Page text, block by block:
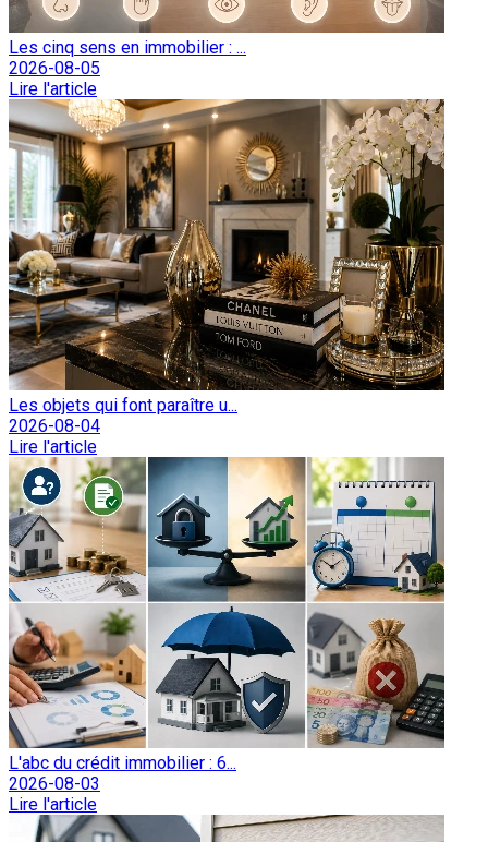
Les cinq sens en immobilier : ...
2026-08-05
Lire l'article
Les objets qui font paraître u...
2026-08-04
Lire l'article
L'abc du crédit immobilier : 6...
2026-08-03
Lire l'article